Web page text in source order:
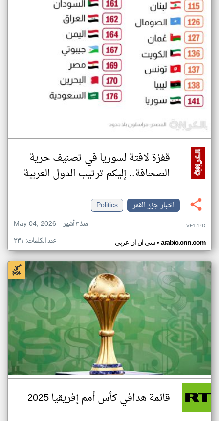
قفزة لافتة لسوريا في تصنيف حرية
الصحافة.. إليكم ترتيب الدول العربية
اخبار جزر القمر
Politics
May 04, 2026
منذ ٣ أشهر VF17PD
سي ان ان عربي• arabic.cnn.com عدد الكلمات: ٢٣١
قائمة هدافي كأس أمم إفريقيا 2025